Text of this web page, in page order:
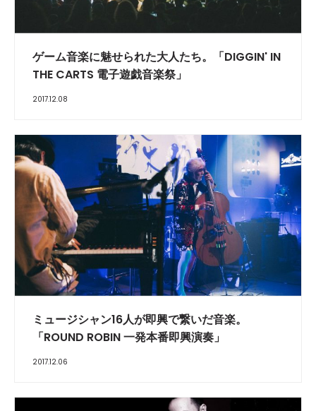
ゲーム音楽に魅せられた大人たち。「DIGGIN' IN
THE CARTS 電子遊戯音楽祭」
2017.12.08
ミュージシャン16人が即興で繋いだ音楽。
「ROUND ROBIN 一発本番即興演奏」
2017.12.06